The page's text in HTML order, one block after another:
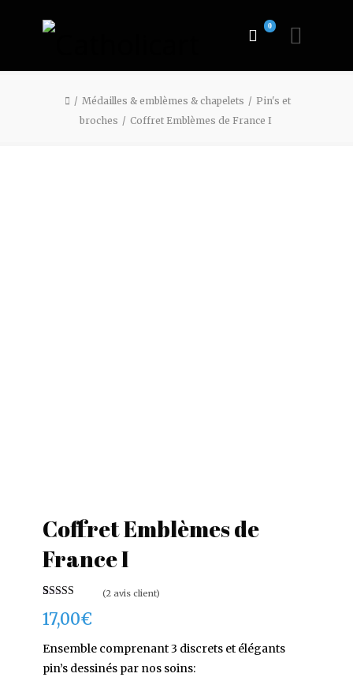
0
Médailles & emblèmes & chapelets
Pin's et
broches
Coffret Emblèmes de France I
Coffret Emblèmes de
France I
sur 5 basé
surnotations
(2avis client)
17,00€
Ensemble comprenant 3 discrets et élégants
pin’s dessinés par nos soins: